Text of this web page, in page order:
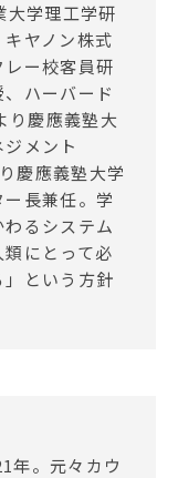
大学理工学研
ヤノン株式
ー校客員研
ハーバード
り慶應義塾大
メント
慶應義塾大学
長兼任。学
るシステム
にとって必
という方針
年。元々カウ